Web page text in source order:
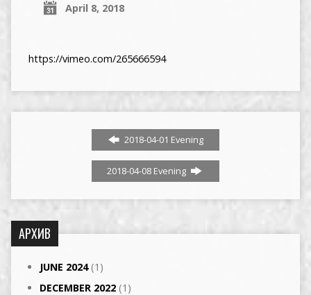
April 8, 2018
https://vimeo.com/265666594
2018-04-01 Evening
2018-04-08 Evening
АРХИВ
JUNE 2024(1)
DECEMBER 2022 (1)